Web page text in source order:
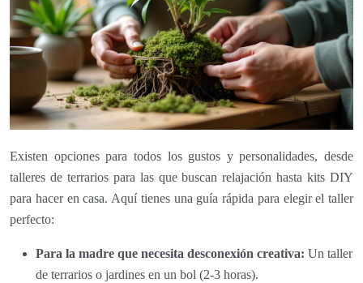
Existen opciones para todos los gustos y personalidades, desde
talleres de terrarios para las que buscan relajación hasta kits DIY
para hacer en casa. Aquí tienes una guía rápida para elegir el taller
perfecto:
Para la madre que necesita desconexión creativa: Un taller
de terrarios o jardines en un bol (2-3 horas).